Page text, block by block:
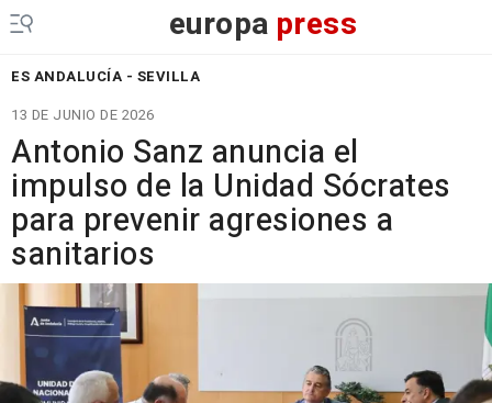
europa press
ES ANDALUCÍA - SEVILLA
13 DE JUNIO DE 2026
Antonio Sanz anuncia el
impulso de la Unidad Sócrates
para prevenir agresiones a
sanitarios